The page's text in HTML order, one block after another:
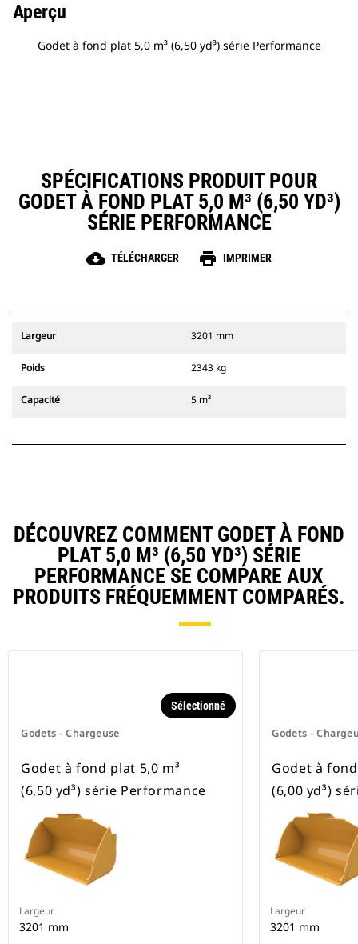
Aperçu
Godet à fond plat 5,0 m³ (6,50 yd³) série Performance
SPÉCIFICATIONS PRODUIT POUR
GODET À FOND PLAT 5,0 M³ (6,50 YD³)
SÉRIE PERFORMANCE
cloud_download TÉLÉCHARGER print IMPRIMER
Largeur 3201 mm
Poids 2343 kg
Capacité 5 m³
DÉCOUVREZ COMMENT GODET À FOND
PLAT 5,0 M³ (6,50 YD³) SÉRIE
PERFORMANCE SE COMPARE AUX
PRODUITS FRÉQUEMMENT COMPARÉS.
Godets - Chargeuse
Sélectionné
Godet à fond plat 5,0 m³
(6,50 yd³) série Performance
Largeur
3201 mm
Godets -
Godet à
(6,00 yd³)
Largeur
3201 mm